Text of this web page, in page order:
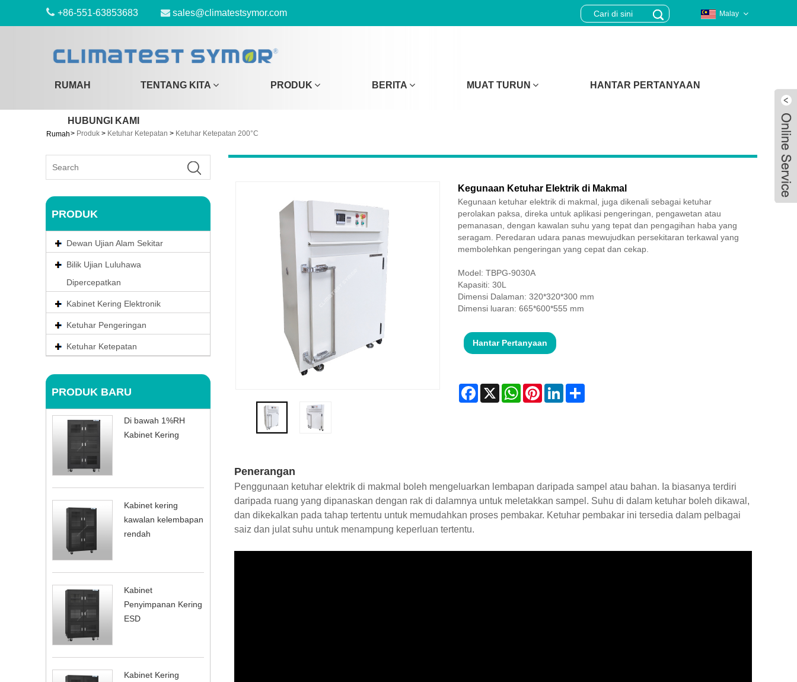
+86-551-63853683 sales@climatestsymor.com Malay
RUMAH TENTANG KITA PRODUK BERITA MUAT TURUN HANTAR PERTANYAAN
HUBUNGI KAMI
Rumah> Produk > Ketuhar Ketepatan > Ketuhar Ketepatan 200°C
PRODUK
Dewan Ujian Alam Sekitar
Bilik Ujian Luluhawa
Dipercepatkan
Kabinet Kering Elektronik
Ketuhar Pengeringan
Ketuhar Ketepatan
PRODUK BARU
Di bawah 1%RH
Kabinet Kering
Kabinet kering
kawalan kelembapan
rendah
Kabinet
Penyimpanan Kering
ESD
Kabinet Kering
Kegunaan Ketuhar Elektrik di Makmal
Kegunaan ketuhar elektrik di makmal, juga dikenali sebagai ketuhar
perolakan paksa, direka untuk aplikasi pengeringan, pengawetan atau
pemanasan, dengan kawalan suhu yang tepat dan pengagihan haba yang
seragam. Peredaran udara panas mewujudkan persekitaran terkawal yang
membolehkan pengeringan yang cepat dan cekap.
Model: TBPG-9030A
Kapasiti: 30L
Dimensi Dalaman: 320*320*300 mm
Dimensi luaran: 665*600*555 mm
Hantar Pertanyaan
Facebook
X WhatsAppPinterestLinkedInShare
Penerangan
Penggunaan ketuhar elektrik di makmal boleh mengeluarkan lembapan daripada sampel atau bahan. Ia biasanya terdiri
daripada ruang yang dipanaskan dengan rak di dalamnya untuk meletakkan sampel. Suhu di dalam ketuhar boleh dikawal,
dan dikekalkan pada tahap tertentu untuk memudahkan proses pembakar. Ketuhar pembakar ini tersedia dalam pelbagai
saiz dan julat suhu untuk menampung keperluan tertentu.